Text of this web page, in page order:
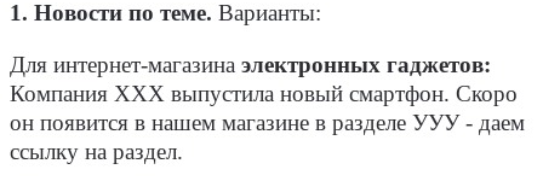
1. Новости по теме. Варианты:
Для интернет-магазина электронных гаджетов:
Компания ХХХ выпустила новый смартфон. Скоро
он появится в нашем магазине в разделе УУУ - даем
ссылку на раздел.